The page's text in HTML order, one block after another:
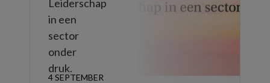
Leiderschap
in een
sector
onder
druk.
4 SEPTEMBER